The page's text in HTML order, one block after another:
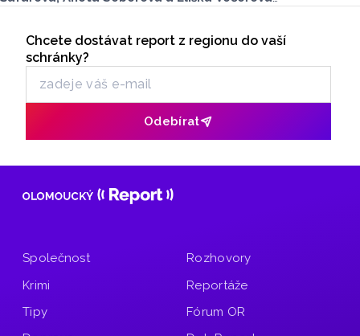
Odběr newsletteru
Chcete dostávat report z regionu do vaší
schránky?
Odebírat
Společnost
Krimi
Tipy
Rozhovory
Reportáže
Fórum OR